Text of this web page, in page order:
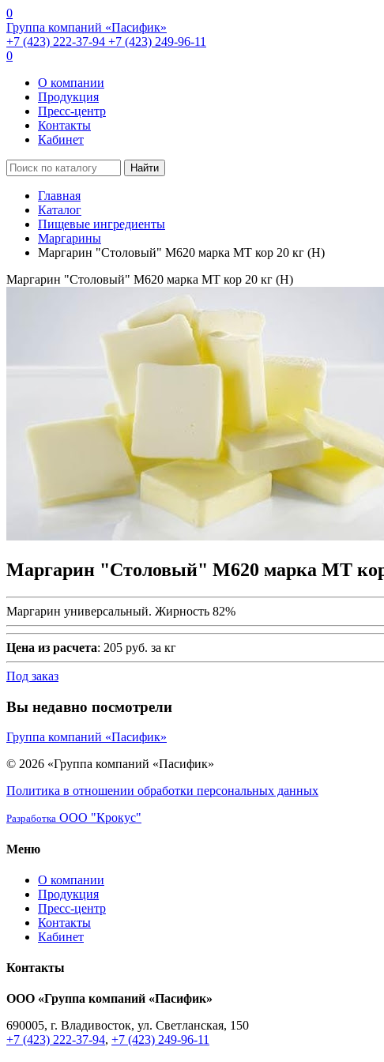
0
Группа компаний «Пасифик»
+7 (423) 222-37-94 +7 (423) 249-96-11
0
О компании
Продукция
Пресс-центр
Контакты
Кабинет
Найти
Главная
Каталог
Пищевые ингредиенты
Маргарины
Маргарин "Столовый" М620 марка МТ кор 20 кг (H)
Маргарин "Столовый" М620 марка МТ кор 20 кг (H)
Маргарин "Столовый" М620 марка МТ
Маргарин универсальный. Жирность 82%
Цена из расчета: 205 руб. за кг
Под заказ
Вы недавно посмотрели
Группа компаний «Пасифик»
© 2026 «Группа компаний «Пасифик»
Политика в отношении обработки персональных данных
Разработка ООО "Крокус"
Меню
О компании
Продукция
Пресс-центр
Контакты
Кабинет
Контакты
ООО «Группа компаний «Пасифик»
690005, г. Владивосток, ул. Светланская, 150
+7 (423) 222-37-94, +7 (423) 249-96-11